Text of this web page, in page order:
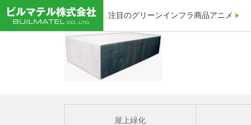
注目のグリーンインフラ商品アニメ
屋上緑化